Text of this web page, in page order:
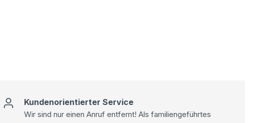
Kundenorientierter Service
Wir sind nur einen Anruf entfernt! Als familiengeführtes